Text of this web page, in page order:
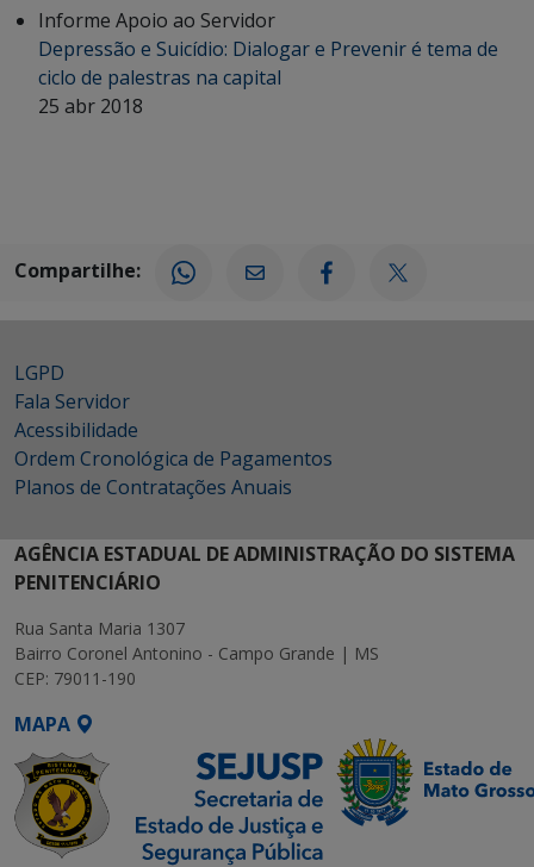
Informe Apoio ao Servidor
Depressão e Suicídio: Dialogar e Prevenir é tema de
ciclo de palestras na capital
25 abr 2018
Compartilhe:
LGPD
Fala Servidor
Acessibilidade
Ordem Cronológica de Pagamentos
Planos de Contratações Anuais
AGÊNCIA ESTADUAL DE ADMINISTRAÇÃO DO SISTEMA
PENITENCIÁRIO
Rua Santa Maria 1307
Bairro Coronel Antonino - Campo Grande | MS
CEP: 79011-190
MAPA